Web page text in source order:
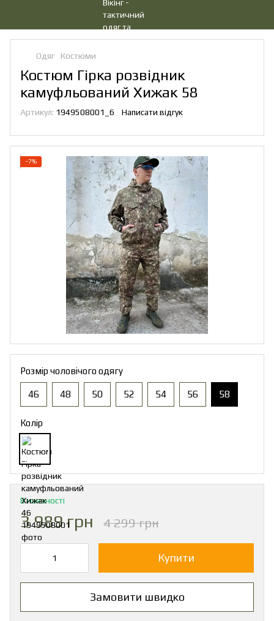
Одяг Костюми
Костюм Гірка розвідник
камуфльований Хижак 58
Артикул: 1949508001_6 Написати відгук
−7%
Розмір чоловічого одягу
46 48 50 52 54 56 58
Колір
В наявності
3 989 грн 4 299 грн
Купити
Замовити швидко